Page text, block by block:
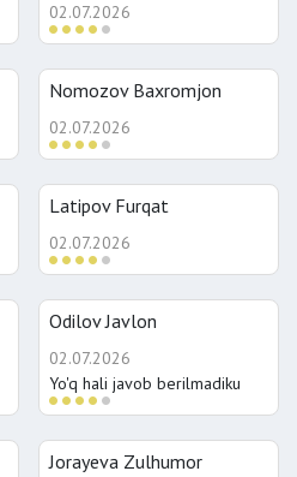
02.07.2026
Nomozov Baxromjon
02.07.2026
Latipov Furqat
02.07.2026
Odilov Javlon
02.07.2026
Yo'q hali javob berilmadiku
Jorayeva Zulhumor